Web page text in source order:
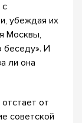
с
убеждая их
Москвы,
беседу». И
ли она
от
советской